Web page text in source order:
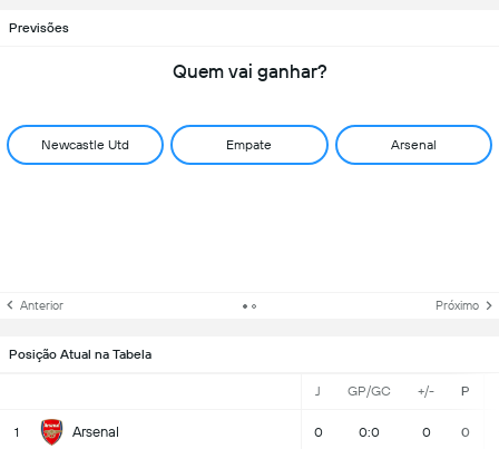
Previsões
Quem vai ganhar?
Newcastle Utd Empate Arsenal
Anterior Próximo
Posição Atual na Tabela
J GP/GC +/- P
1 Arsenal 0 0:0 0 0